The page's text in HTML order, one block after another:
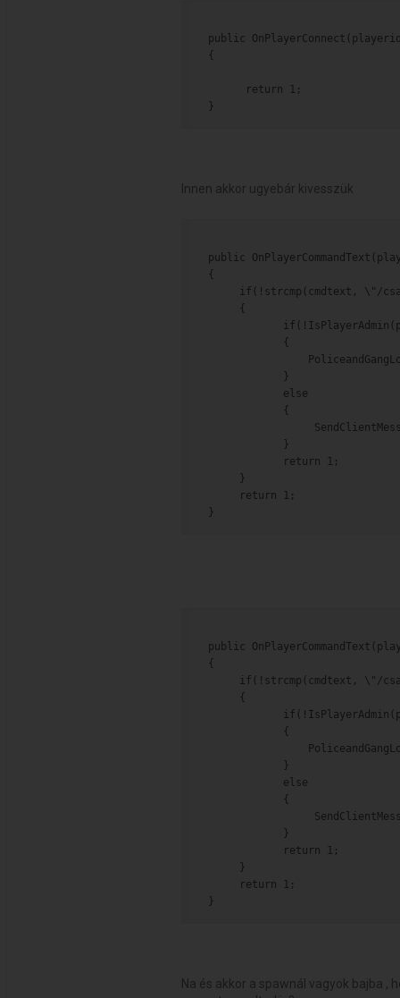
public
{
return 1;
}
Innen akkor ugyebár kivesszük
public
{
if(!strcmp(cmdtext, \"/
{
{
}
else
{
}
return 1;
}
return 1;
}
public
{
if(!strcmp(cmdtext, \"/
{
{
}
else
{
}
return 1;
}
return 1;
}
Na és akkor a spawnál vagyok bajba